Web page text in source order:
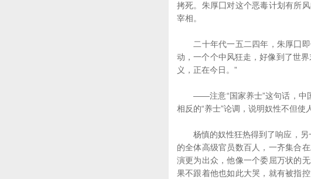
拷死。朱厚囗对这个恶毒计划有所
宰相。
二十年代一五二四年，朱厚囗即
动，一个个中风狂走，好像到了世
义，正在今日。”
——注意“国家养士”这句话，中国
相反的“养士”论调，说明奴性不但使
杨慎的奴性狂热得到了响应，另
的全体高级官员数百人，一齐集合
演更为出众，他像一个委屈万状的
果不跟着他也如此大哭，就有被指